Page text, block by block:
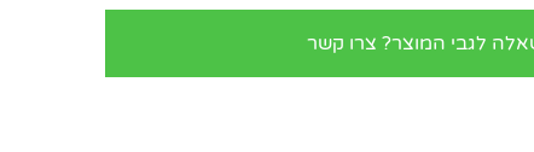
לגבי המוצר? צרו קשר